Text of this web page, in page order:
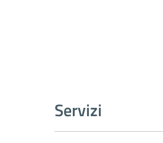
Servizi